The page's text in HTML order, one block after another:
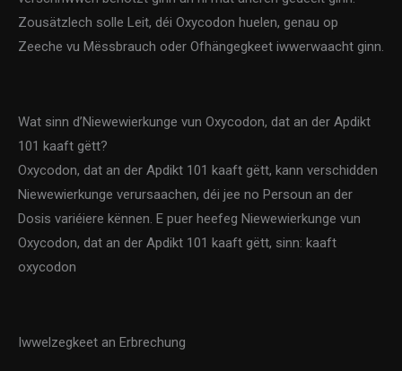
Zousätzlech solle Leit, déi Oxycodon huelen, genau op
Zeeche vu Mëssbrauch oder Ofhängegkeet iwwerwaacht ginn.
Wat sinn d’Niewewierkunge vun Oxycodon, dat an der Apdikt
101 kaaft gëtt?
Oxycodon, dat an der Apdikt 101 kaaft gëtt, kann verschidden
Niewewierkunge verursaachen, déi jee no Persoun an der
Dosis variéiere kënnen. E puer heefeg Niewewierkunge vun
Oxycodon, dat an der Apdikt 101 kaaft gëtt, sinn: kaaft
oxycodon
Iwwelzegkeet an Erbrechung